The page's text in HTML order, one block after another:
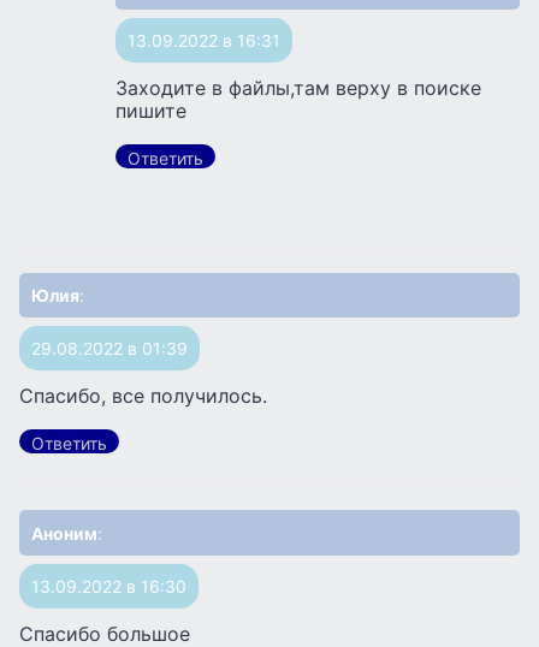
13.09.2022 в 16:31
Заходите в файлы,там верху в поиске
пишите
Ответить
Юлия:
29.08.2022 в 01:39
Спасибо, все получилось.
Ответить
Аноним:
13.09.2022 в 16:30
Спасибо большое